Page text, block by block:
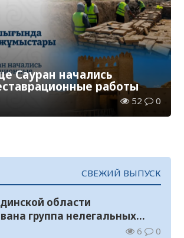
Сауран начались
работы
52 0
СВЕЖИЙ ВЫПУСК
области
группа нелегальных
золота
6 0